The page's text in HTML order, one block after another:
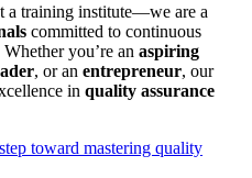
a training institute—we are a
committed to continuous
you’re an aspiring
, or an entrepreneur, our
in quality assurance
toward mastering quality